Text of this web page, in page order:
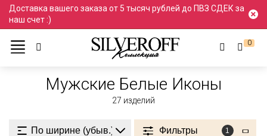
Доставка вашего заказа от 5 тысяч рублей до ПВЗ СДЕК за
наш счет :)
0
Ювелирные украшения
Иконы Мужские
Мужские Белые Иконы
27 изделий
Фильтры 1